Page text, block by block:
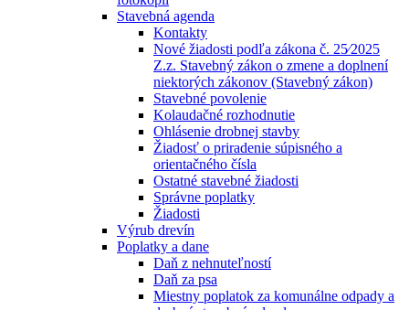
Stavebná agenda
Kontakty
Nové žiadosti podľa zákona č. 25⁄2025
Z.z. Stavebný zákon o zmene a doplnení
niektorých zákonov (Stavebný zákon)
Stavebné povolenie
Kolaudačné rozhodnutie
Ohlásenie drobnej stavby
Žiadosť o priradenie súpisného a
orientačného čísla
Ostatné stavebné žiadosti
Správne poplatky
Žiadosti
Výrub drevín
Poplatky a dane
Daň z nehnuteľností
Daň za psa
Miestny poplatok za komunálne odpady a